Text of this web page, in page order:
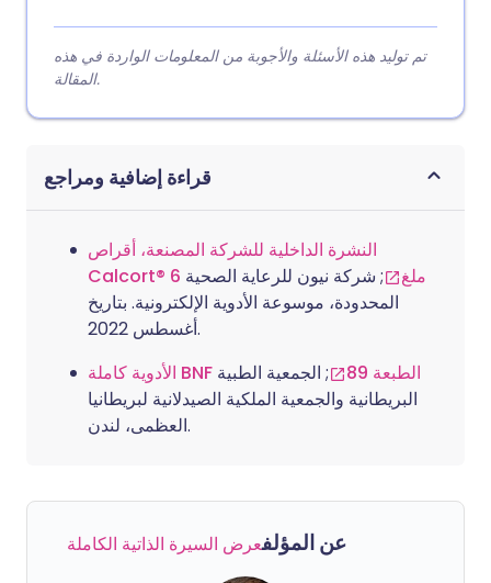
تم توليد هذه الأسئلة والأجوبة من المعلومات الواردة في هذه
المقالة.
قراءة إضافية ومراجع
النشرة الداخلية للشركة المصنعة، أقراص
Calcort® 6 ملغ
; شركة نيون للرعاية الصحية
المحدودة، موسوعة الأدوية الإلكترونية. بتاريخ
أغسطس 2022.
الأدوية كاملة BNF الطبعة 89
; الجمعية الطبية
البريطانية والجمعية الملكية الصيدلانية لبريطانيا
العظمى، لندن.
عن المؤلفعرض السيرة الذاتية الكاملة